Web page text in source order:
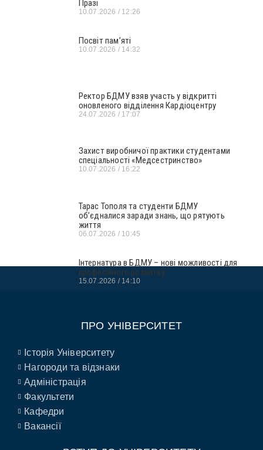
Празі
10.07.2026 12:26
Посвіт пам’яті
10.07.2026 14:32
Ректор БДМУ взяв участь у відкритті
оновленого відділення Кардіоцентру
24.07.2026 17:07
Захист виробничої практики студентами
спеціальності «Медсестринство»
10.07.2026 16:22
Тарас Тополя та студенти БДМУ
об’єдналися заради знань, що рятують
життя
06.07.2026 10:45
Інтернатура в БДМУ – нові можливості для
професійного розвитку
15.07.2026 14:10
ПРО УНІВЕРСИТЕТ
Історія Університету
Нагороди та відзнаки
Адміністрація
Факультети
Кафедри
Вакансії